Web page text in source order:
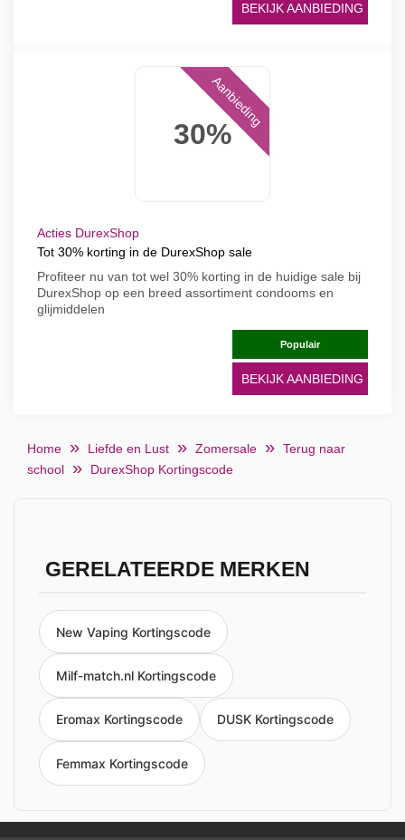
BEKIJK AANBIEDING
30%
Aanbieding
Acties DurexShop
Tot 30% korting in de DurexShop sale
Profiteer nu van tot wel 30% korting in de huidige sale bij
DurexShop op een breed assortiment condooms en
glijmiddelen
Populair
BEKIJK AANBIEDING
Home Liefde en Lust Zomersale
Terug naar
school
DurexShop Kortingscode
GERELATEERDE MERKEN
New Vaping Kortingscode
Milf-match.nl Kortingscode
Eromax Kortingscode DUSK Kortingscode
Femmax Kortingscode